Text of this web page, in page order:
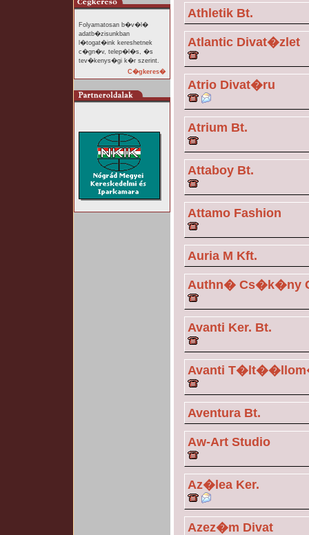
Folyamatosan b�v�l�
adatb�zisunkban
l�togat�ink kereshetnek
c�gn�v, telep�l�s, �s
tev�kenys�gi k�r szerint.
C�gkeres�
Athletik Bt.
Atlantic Divat�zlet
Atrio Divat�ru
Atrium Bt.
Attaboy Bt.
Attamo Fashion
Auria M Kft.
Authn� Cs�k�ny
Avanti Ker. Bt.
Avanti
Aventura Bt.
Aw-Art Studio
Az�lea Ker.
Azez�m Divat